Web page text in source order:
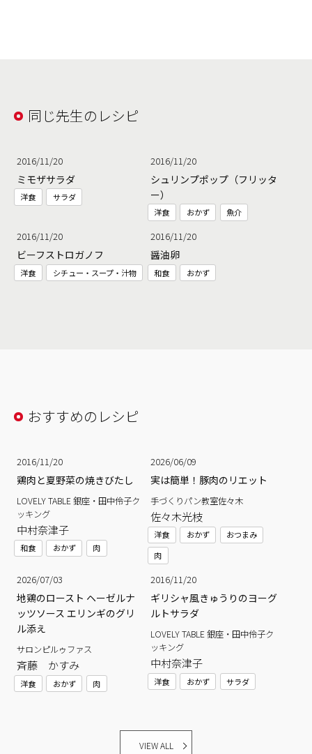
同じ先生のレシピ
2016/11/20
ミモザサラダ
洋食 サラダ
2016/11/20
シュリンプポップ（フリッタ
ー）
洋食 おかず 魚介
2016/11/20
ビーフストロガノフ
洋食 シチュー・スープ・汁物
2016/11/20
醤油卵
和食 おかず
おすすめのレシピ
2016/11/20
鶏肉と夏野菜の焼きびたし
LOVELY TABLE 銀座・田中伶子ク
ッキング
中村奈津子
和食 おかず 肉
2026/06/09
実は簡単！豚肉のリエット
手づくりパン教室佐々木
佐々木光枝
洋食 おかず
おつまみ
肉
2026/07/03
地鶏のロースト ヘーゼルナ
ッツソース エリンギのグリ
ル添え
サロンピルゥファス
斉藤 かすみ
洋食 おかず 肉
2016/11/20
ギリシャ風きゅうりのヨーグ
ルトサラダ
LOVELY TABLE 銀座・田中伶子ク
ッキング
中村奈津子
洋食 おかず サラダ
VIEW ALL